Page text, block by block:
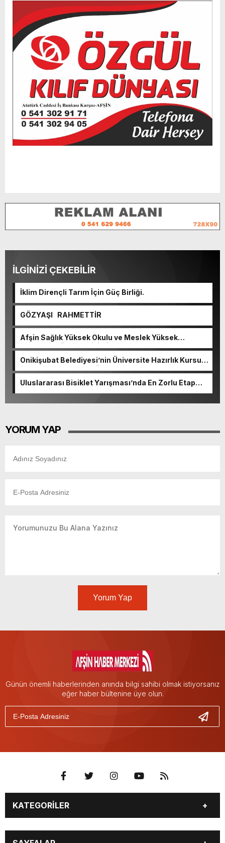
İLGİNİZİ ÇEKEBİLİR
İklim Dirençli Tarım İçin Güç Birliği.
GÖZYAŞI RAHMETTİR
Afşin Sağlık Yüksek Okulu ve Meslek Yüksek
Okulunda görev değişimi!
Onikişubat Belediyesi’nin Üniversite Hazırlık Kursu
başvurularında son gün 7 Ağustos.
Uluslararası Bisiklet Yarışması’nda En Zorlu Etap
YORUM YAP
Yorum Yap
Günün önemli haberlerinden anında bilgi sahibi olmak istiyorsanız
eğer haber bültenine üye olun.
KATEGORİLER
EĞİTİM
EKONOMİ